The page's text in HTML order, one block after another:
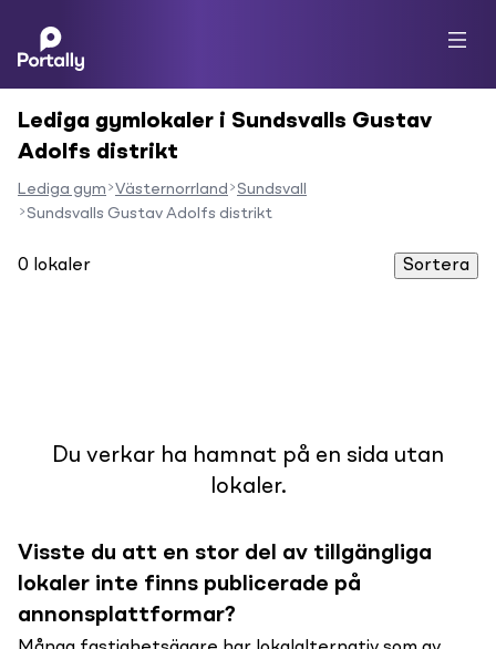
Lediga gymlokaler i Sundsvalls Gustav
Adolfs distrikt
Lediga gym Västernorrland
Sundsvall
Sundsvalls Gustav Adolfs distrikt
0 lokaler Sortera
Du verkar ha hamnat på en sida utan
lokaler.
Visste du att en stor del av tillgängliga
lokaler inte finns publicerade på
annonsplattformar?